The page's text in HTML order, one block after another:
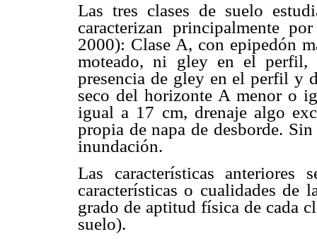
Las tres clases de suelo
caracterizan principalmente
2000): Clase A, con epipedón
moteado, ni gley en el perfil,
presencia de gley en el perfil y
seco del horizonte A menor o
igual a 17 cm, drenaje algo
propia de napa de desborde.
inundación.
Las características
características o cualidades de
grado de aptitud física de cada
suelo).